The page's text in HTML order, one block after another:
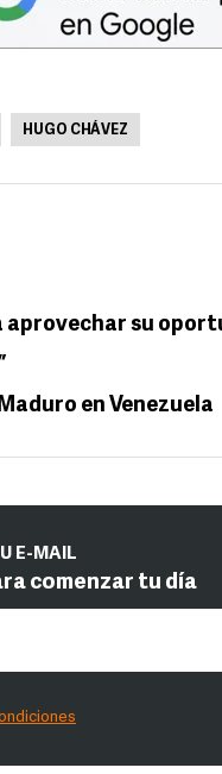
HUGO CHÁVEZ
aprovechar su
en Venezuela
E-MAIL
comenzar tu día